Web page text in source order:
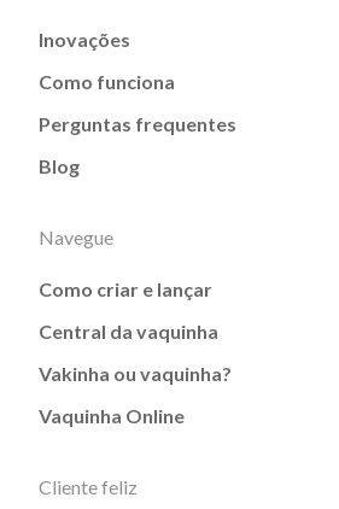
Inovações
Como funciona
Perguntas frequentes
Blog
Navegue
Como criar e lançar
Central da vaquinha
Vakinha ou vaquinha?
Vaquinha Online
Cliente feliz